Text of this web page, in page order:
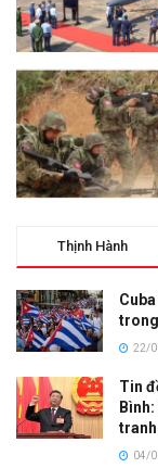
Thịnh Hành
22/
Tin
04/